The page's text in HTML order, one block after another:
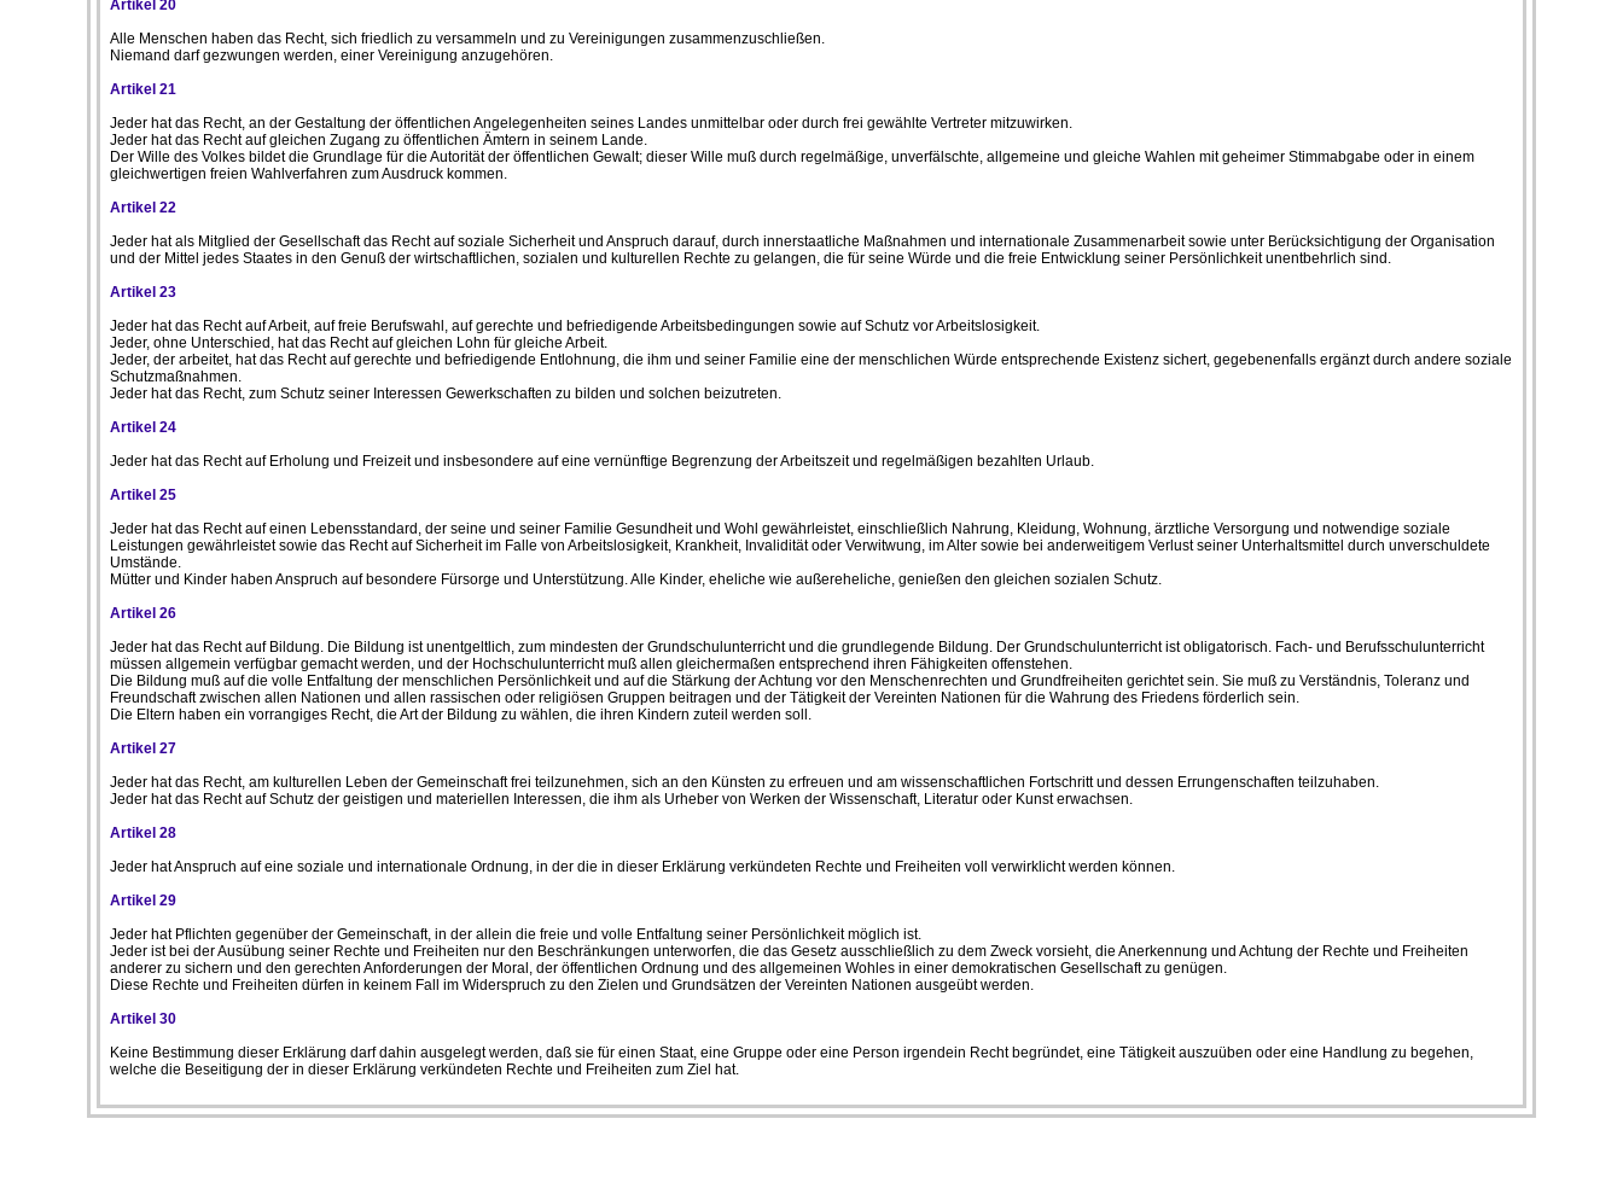
Artikel 20
Alle Menschen haben das Recht, sich friedlich zu versammeln und zu Vereinigungen zusammenzuschließen.
Niemand darf gezwungen werden, einer Vereinigung anzugehören.
Artikel 21
Jeder hat das Recht, an der Gestaltung der öffentlichen Angelegenheiten seines Landes unmittelbar oder durch frei gewählte Vertreter mitzuwirken.
Jeder hat das Recht auf gleichen Zugang zu öffentlichen Ämtern in seinem Lande.
Der Wille des Volkes bildet die Grundlage für die Autorität der öffentlichen Gewalt; dieser Wille muß durch regelmäßige, unverfälschte, allgemeine und gleiche Wahlen mit geheimer Stimmabgabe oder in einem
gleichwertigen freien Wahlverfahren zum Ausdruck kommen.
Artikel 22
Jeder hat als Mitglied der Gesellschaft das Recht auf soziale Sicherheit und Anspruch darauf, durch innerstaatliche Maßnahmen und internationale Zusammenarbeit sowie unter Berücksichtigung der Organisation
und der Mittel jedes Staates in den Genuß der wirtschaftlichen, sozialen und kulturellen Rechte zu gelangen, die für seine Würde und die freie Entwicklung seiner Persönlichkeit unentbehrlich sind.
Artikel 23
Jeder hat das Recht auf Arbeit, auf freie Berufswahl, auf gerechte und befriedigende Arbeitsbedingungen sowie auf Schutz vor Arbeitslosigkeit.
Jeder, ohne Unterschied, hat das Recht auf gleichen Lohn für gleiche Arbeit.
Jeder, der arbeitet, hat das Recht auf gerechte und befriedigende Entlohnung, die ihm und seiner Familie eine der menschlichen Würde entsprechende Existenz sichert, gegebenenfalls ergänzt durch andere soziale
Schutzmaßnahmen.
Jeder hat das Recht, zum Schutz seiner Interessen Gewerkschaften zu bilden und solchen beizutreten.
Artikel 24
Jeder hat das Recht auf Erholung und Freizeit und insbesondere auf eine vernünftige Begrenzung der Arbeitszeit und regelmäßigen bezahlten Urlaub.
Artikel 25
Jeder hat das Recht auf einen Lebensstandard, der seine und seiner Familie Gesundheit und Wohl gewährleistet, einschließlich Nahrung, Kleidung, Wohnung, ärztliche Versorgung und notwendige soziale
Leistungen gewährleistet sowie das Recht auf Sicherheit im Falle von Arbeitslosigkeit, Krankheit, Invalidität oder Verwitwung, im Alter sowie bei anderweitigem Verlust seiner Unterhaltsmittel durch unverschuldete
Umstände.
Mütter und Kinder haben Anspruch auf besondere Fürsorge und Unterstützung. Alle Kinder, eheliche wie außereheliche, genießen den gleichen sozialen Schutz.
Artikel 26
Jeder hat das Recht auf Bildung. Die Bildung ist unentgeltlich, zum mindesten der Grundschulunterricht und die grundlegende Bildung. Der Grundschulunterricht ist obligatorisch. Fach- und Berufsschulunterricht
müssen allgemein verfügbar gemacht werden, und der Hochschulunterricht muß allen gleichermaßen entsprechend ihren Fähigkeiten offenstehen.
Die Bildung muß auf die volle Entfaltung der menschlichen Persönlichkeit und auf die Stärkung der Achtung vor den Menschenrechten und Grundfreiheiten gerichtet sein. Sie muß zu Verständnis, Toleranz und
Freundschaft zwischen allen Nationen und allen rassischen oder religiösen Gruppen beitragen und der Tätigkeit der Vereinten Nationen für die Wahrung des Friedens förderlich sein.
Die Eltern haben ein vorrangiges Recht, die Art der Bildung zu wählen, die ihren Kindern zuteil werden soll.
Artikel 27
Jeder hat das Recht, am kulturellen Leben der Gemeinschaft frei teilzunehmen, sich an den Künsten zu erfreuen und am wissenschaftlichen Fortschritt und dessen Errungenschaften teilzuhaben.
Jeder hat das Recht auf Schutz der geistigen und materiellen Interessen, die ihm als Urheber von Werken der Wissenschaft, Literatur oder Kunst erwachsen.
Artikel 28
Jeder hat Anspruch auf eine soziale und internationale Ordnung, in der die in dieser Erklärung verkündeten Rechte und Freiheiten voll verwirklicht werden können.
Artikel 29
Jeder hat Pflichten gegenüber der Gemeinschaft, in der allein die freie und volle Entfaltung seiner Persönlichkeit möglich ist.
Jeder ist bei der Ausübung seiner Rechte und Freiheiten nur den Beschränkungen unterworfen, die das Gesetz ausschließlich zu dem Zweck vorsieht, die Anerkennung und Achtung der Rechte und Freiheiten
anderer zu sichern und den gerechten Anforderungen der Moral, der öffentlichen Ordnung und des allgemeinen Wohles in einer demokratischen Gesellschaft zu genügen.
Diese Rechte und Freiheiten dürfen in keinem Fall im Widerspruch zu den Zielen und Grundsätzen der Vereinten Nationen ausgeübt werden.
Artikel 30
Keine Bestimmung dieser Erklärung darf dahin ausgelegt werden, daß sie für einen Staat, eine Gruppe oder eine Person irgendein Recht begründet, eine Tätigkeit auszuüben oder eine Handlung zu begehen,
welche die Beseitigung der in dieser Erklärung verkündeten Rechte und Freiheiten zum Ziel hat.